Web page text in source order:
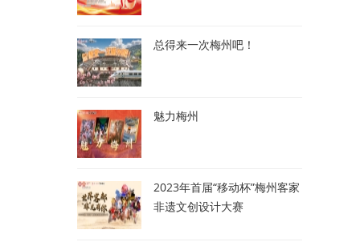
总得来一次梅州吧！
魅力梅州
2023年首届“移动杯”梅州客家
非遗文创设计大赛